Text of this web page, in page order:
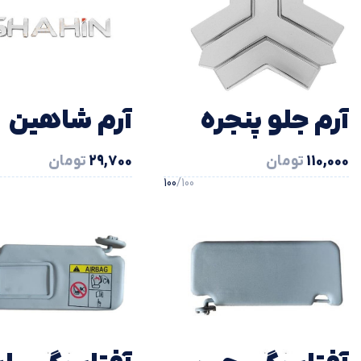
آرم جلو پنجره
سایپا شاهین
110,000 تومان
100/100
آرم شاهين
(انگليسي)
29,700 تومان